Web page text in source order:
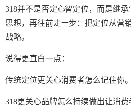
318并不是否定心智定位，而是继
思想，再往前走一步：把定位从营
战略。
说得更直白一点：
传统定位更关心消费者怎么记住你。
318更关心品牌怎么持续做出让消费